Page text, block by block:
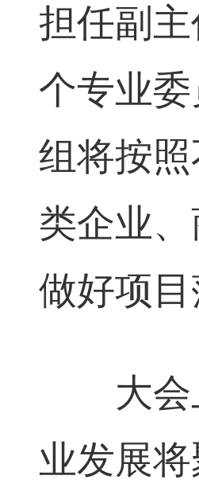
担任副
个专业
组将按
类企业
做好项
大会上
业发展